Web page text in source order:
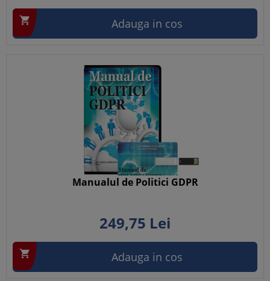
 Adauga in cos
Manualul de Politici GDPR
249,75 Lei
 Adauga in cos